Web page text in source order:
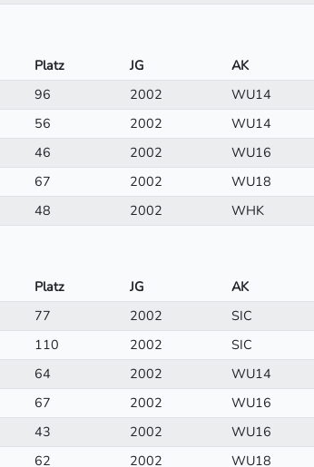
Platz JG AK
96 2002 WU14
56 2002 WU14
46 2002 WU16
67 2002 WU18
48 2002 WHK
Platz JG AK
77 2002 SIC
110 2002 SIC
64 2002 WU14
67 2002 WU16
43 2002 WU16
62 2002 WU18